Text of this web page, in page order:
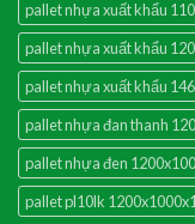
pallet nhựa xuất khẩu
pallet nhựa xuất khẩu
pallet nhựa xuất khẩu
pallet nhựa đan thanh
pallet nhựa đen
pallet pl10lk